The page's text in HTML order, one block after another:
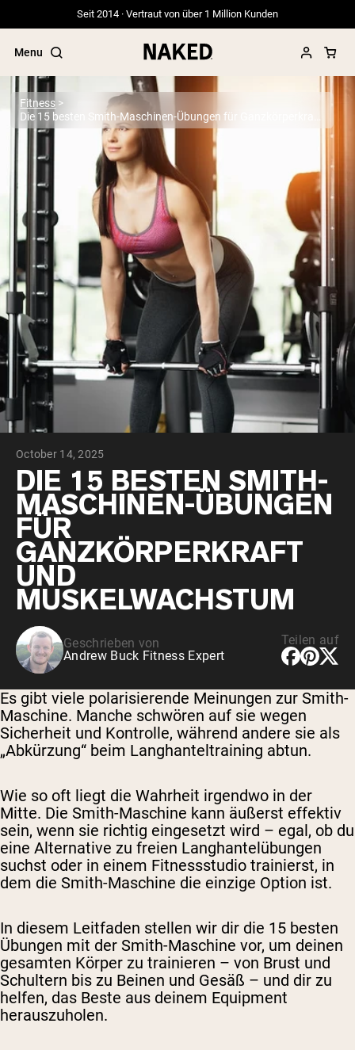
Seit 2014 · Vertraut von über 1 Million Kunden
Menu
Beliebte Suchbegriffe
”Protein Powder“
”Overnight Oats“
”Vegan protein“
”Collagen“
”Micellar Casein“
Fitness
October 14, 2025
DIE 15 BESTEN SMITH-
MASCHINEN-ÜBUNGEN
FÜR
GANZKÖRPERKRAFT
UND
MUSKELWACHSTUM
Geschrieben von
Andrew Buck Fitness Expert
Teilen auf
Es gibt viele polarisierende Meinungen zur Smith-
Maschine. Manche schwören auf sie wegen
Sicherheit und Kontrolle, während andere sie als
„Abkürzung“ beim Langhanteltraining abtun.
Wie so oft liegt die Wahrheit irgendwo in der
Mitte. Die Smith-Maschine kann äußerst effektiv
sein, wenn sie richtig eingesetzt wird – egal, ob du
eine Alternative zu freien Langhantelübungen
suchst oder in einem Fitnessstudio trainierst, in
dem die Smith-Maschine die einzige Option ist.
In diesem Leitfaden stellen wir dir die 15 besten
Übungen mit der Smith-Maschine vor, um deinen
gesamten Körper zu trainieren – von Brust und
Schultern bis zu Beinen und Gesäß – und dir zu
helfen, das Beste aus deinem Equipment
herauszuholen.